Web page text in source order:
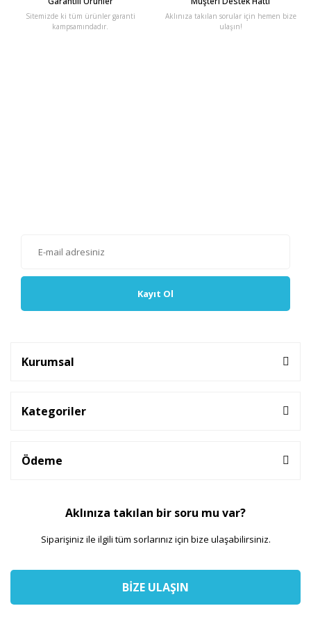
Sitemizde ki tüm ürünler garanti
kampsamındadır.
Aklınıza takılan sorular için hemen bize
ulaşın!
Kayıt Ol
Kurumsal
Kategoriler
Ödeme
Aklınıza takılan bir soru mu var?
Siparişiniz ile ilgili tüm sorlarınız için bize ulaşabilirsiniz.
BİZE ULAŞIN